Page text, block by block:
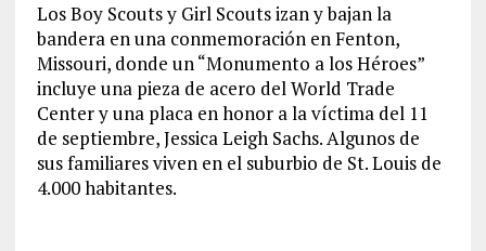
Los Boy Scouts y Girl Scouts izan y bajan la
bandera en una conmemoración en Fenton,
Missouri, donde un “Monumento a los Héroes”
incluye una pieza de acero del World Trade
Center y una placa en honor a la víctima del 11
de septiembre, Jessica Leigh Sachs. Algunos de
sus familiares viven en el suburbio de St. Louis de
4.000 habitantes.